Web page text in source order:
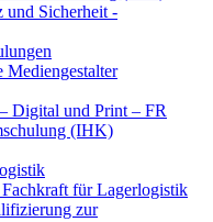
und Sicherheit -
Mediengestalter
Digital und Print – FR
(IHK)
Fachkraft für Lagerlogistik
zur